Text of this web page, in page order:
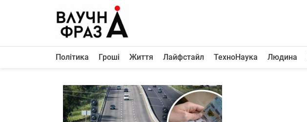
Політика
Життя
Лайфстайл
Політика Гроші Життя Лайфстайл ТехноНаука Людина